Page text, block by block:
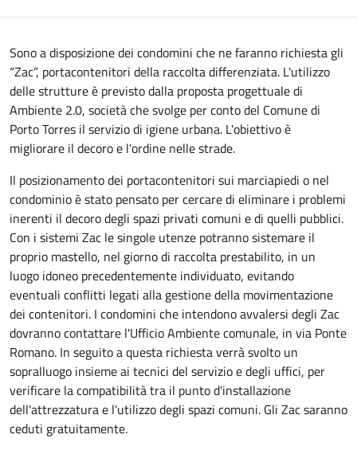
Sono a disposizione dei condomini che ne faranno richiesta gli
“Zac”, portacontenitori della raccolta differenziata. L'utilizzo
delle strutture è previsto dalla proposta progettuale di
Ambiente 2.0, società che svolge per conto del Comune di
Porto Torres il servizio di igiene urbana. L'obiettivo è
migliorare il decoro e l'ordine nelle strade.
Il posizionamento dei portacontenitori sui marciapiedi o nel
condominio è stato pensato per cercare di eliminare i problemi
inerenti il decoro degli spazi privati comuni e di quelli pubblici.
Con i sistemi Zac le singole utenze potranno sistemare il
proprio mastello, nel giorno di raccolta prestabilito, in un
luogo idoneo precedentemente individuato, evitando
eventuali conflitti legati alla gestione della movimentazione
dei contenitori. I condomini che intendono avvalersi degli Zac
dovranno contattare l'Ufficio Ambiente comunale, in via Ponte
Romano. In seguito a questa richiesta verrà svolto un
sopralluogo insieme ai tecnici del servizio e degli uffici, per
verificare la compatibilità tra il punto d'installazione
dell'attrezzatura e l'utilizzo degli spazi comuni. Gli Zac saranno
ceduti gratuitamente.